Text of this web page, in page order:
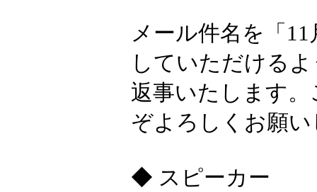
メール件名を「
していただける
返事いたします
ぞよろしくお願
◆ スピーカー